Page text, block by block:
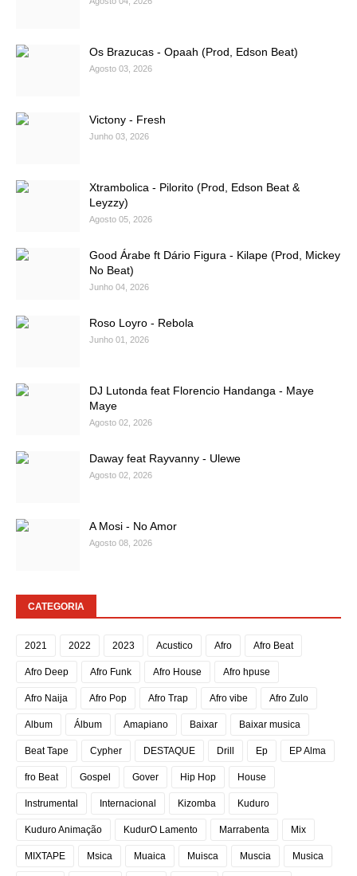
Os Brazucas - Opaah (Prod, Edson Beat)
Agosto 03, 2026
Victony - Fresh
Junho 03, 2026
Xtrambolica - Pilorito (Prod, Edson Beat &
Leyzzy)
Agosto 05, 2026
Good Árabe ft Dário Figura - Kilape (Prod, Mickey
No Beat)
Junho 04, 2026
Roso Loyro - Rebola
Junho 01, 2026
DJ Lutonda feat Florencio Handanga - Maye
Maye
Agosto 02, 2026
Daway feat Rayvanny - Ulewe
Agosto 02, 2026
A Mosi - No Amor
Agosto 08, 2026
CATEGORIA
2021 2022 2023 Acustico Afro Afro Beat
Afro Deep Afro Funk Afro House Afro hpuse
Afro Naija Afro Pop Afro Trap Afro vibe Afro Zulo
Album Álbum Amapiano Baixar Baixar musica
Beat Tape Cypher DESTAQUE Drill Ep EP Alma
fro Beat Gospel Gover Hip Hop House
Instrumental Internacional Kizomba Kuduro
Kuduro Animação KudurO Lamento Marrabenta Mix
MIXTAPE Msica Muaica Muisca Muscia Musica